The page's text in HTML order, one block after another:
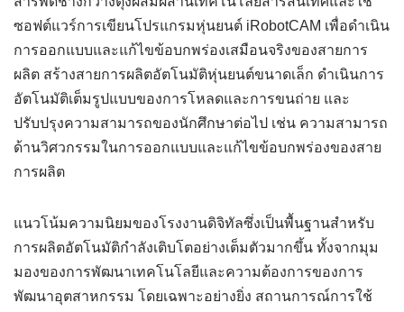
ซอฟต์แวร์การเขียนโปรแกรมหุ่นยนต์ iRobotCAM เพื่อดำเนิน
การออกแบบและแก้ไขข้อบกพร่องเสมือนจริงของสายการ
ผลิต สร้างสายการผลิตอัตโนมัติหุ่นยนต์ขนาดเล็ก ดำเนินการ
อัตโนมัติเต็มรูปแบบของการโหลดและการขนถ่าย และ
ปรับปรุงความสามารถของนักศึกษาต่อไป เช่น ความสามารถ
ด้านวิศวกรรมในการออกแบบและแก้ไขข้อบกพร่องของสาย
การผลิต
แนวโน้มความนิยมของโรงงานดิจิทัลซึ่งเป็นพื้นฐานสำหรับ
การผลิตอัตโนมัติกำลังเติบโตอย่างเต็มตัวมากขึ้น ทั้งจากมุม
มองของการพัฒนาเทคโนโลยีและความต้องการของการ
พัฒนาอุตสาหกรรม โดยเฉพาะอย่างยิ่ง สถานการณ์การใช้